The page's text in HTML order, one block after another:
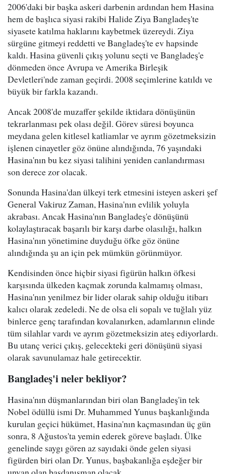
2006'daki bir başka askeri darbenin ardından hem Hasina
hem de başlıca siyasi rakibi Halide Ziya Bangladeş'te
siyasete katılma haklarını kaybetmek üzereydi. Ziya
sürgüne gitmeyi reddetti ve Bangladeş'te ev hapsinde
kaldı. Hasina güvenli çıkış yolunu seçti ve Bangladeş'e
dönmeden önce Avrupa ve Amerika Birleşik
Devletleri'nde zaman geçirdi. 2008 seçimlerine katıldı ve
büyük bir farkla kazandı.
Ancak 2008'de muzaffer şekilde iktidara dönüşünün
tekrarlanması pek olası değil. Görev süresi boyunca
meydana gelen kitlesel katliamlar ve ayrım gözetmeksizin
işlenen cinayetler göz önüne alındığında, 76 yaşındaki
Hasina'nın bu kez siyasi talihini yeniden canlandırması
son derece zor olacak.
Sonunda Hasina'dan ülkeyi terk etmesini isteyen askeri şef
General Vakiruz Zaman, Hasina'nın evlilik yoluyla
akrabası. Ancak Hasina'nın Bangladeş'e dönüşünü
kolaylaştıracak başarılı bir karşı darbe olasılığı, halkın
Hasina'nın yönetimine duyduğu öfke göz önüne
alındığında şu an için pek mümkün görünmüyor.
Kendisinden önce hiçbir siyasi figürün halkın öfkesi
karşısında ülkeden kaçmak zorunda kalmamış olması,
Hasina'nın yenilmez bir lider olarak sahip olduğu itibarı
kalıcı olarak zedeledi. Ne de olsa eli sopalı ve tuğlalı yüz
binlerce genç tarafından kovalanırken, adamlarının elinde
tüm silahlar vardı ve ayrım gözetmeksizin ateş ediyorlardı.
Bu utanç verici çıkış, gelecekteki geri dönüşünü siyasi
olarak savunulamaz hale getirecektir.
Bangladeş'i neler bekliyor?
Hasina'nın düşmanlarından biri olan Bangladeş'in tek
Nobel ödüllü ismi Dr. Muhammed Yunus başkanlığında
kurulan geçici hükümet, Hasina'nın kaçmasından üç gün
sonra, 8 Ağustos'ta yemin ederek göreve başladı. Ülke
genelinde saygı gören az sayıdaki önde gelen siyasi
figürden biri olan Dr. Yunus, başbakanlığa eşdeğer bir